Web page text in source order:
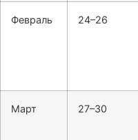
Февраль 24–26
Март 27–30